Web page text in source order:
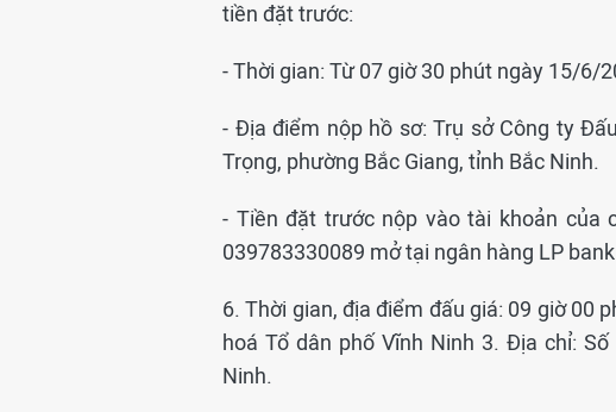
tiền đặt trước:
- Thời gian: Từ 07 giờ 30 phút ngày 15/6/
- Địa điểm nộp hồ sơ: Trụ sở Công ty
Trọng, phường Bắc Giang, tỉnh Bắc Ninh.
- Tiền đặt trước nộp vào tài khoản của
039783330089 mở tại ngân hàng LP
6. Thời gian, địa điểm đấu giá: 09 giờ 00
hoá Tổ dân phố Vĩnh Ninh 3. Địa chỉ:
Ninh.